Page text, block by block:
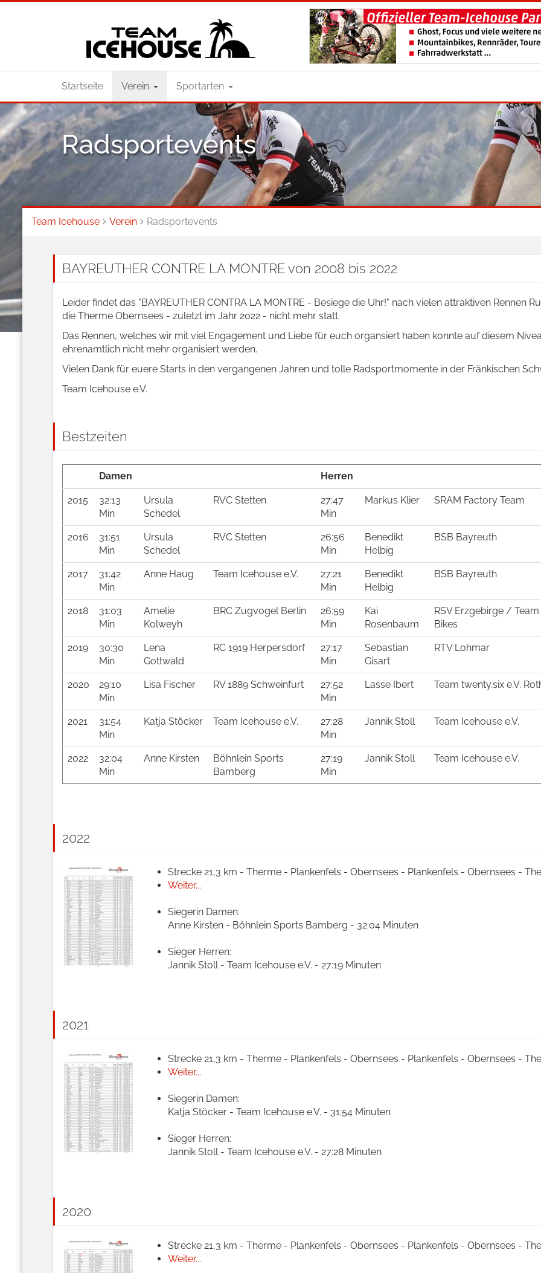
Startseite Verein Sportarten
Radsportevents
Team Icehouse Verein Radsportevents
BAYREUTHER CONTRE LA MONTRE von 2008 bis 2022
Leider findet das "BAYREUTHER CONTRA LA MONTRE - Besiege die Uhr!" nach vielen attraktiven Rennen
die Therme Obernsees - zuletzt im Jahr 2022 - nicht mehr statt.
Das Rennen, welches wir mit viel Engagement und Liebe für euch organsiert haben konnte auf diesem
ehrenamtlich nicht mehr organisiert werden.
Vielen Dank für euere Starts in den vergangenen Jahren und tolle Radsportmomente in der Fränkischen
Team Icehouse e.V.
Bestzeiten
Damen Herren
2015
32:13
Min
Ursula
Schedel
RVC Stetten
27:47
Min
Markus Klier SRAM Factory Team
2016
31:51
Min
Ursula
Schedel
RVC Stetten
26:56
Min
Benedikt
Helbig
BSB Bayreuth
2017
31:42
Min
Anne Haug Team Icehouse e.V.
27:21
Min
Benedikt
Helbig
BSB Bayreuth
2018
31:03
Min
Amelie
Kolweyh
BRC Zugvogel Berlin
26:59
Min
Kai
Rosenbaum
RSV Erzgebirge / Team
Bikes
2019
30:30
Min
Lena
Gottwald
RC 1919 Herpersdorf
27:17
Min
Sebastian
Gisart
RTV Lohmar
2020
29:10
Min
Lisa Fischer RV 1889 Schweinfurt
27:52
Min
Lasse Ibert Team twenty.six e.V.
2021
31:54
Min
Katja Stöcker Team Icehouse e.V.
27:28
Min
Jannik Stoll Team Icehouse e.V.
2022
32:04
Min
Anne Kirsten
Böhnlein Sports
Bamberg
27:19
Min
Jannik Stoll Team Icehouse e.V.
2022
Strecke 21,3 km - Therme - Plankenfels - Obernsees - Plankenfels - Obernsees -
Weiter...
Siegerin Damen:
Anne Kirsten - Böhnlein Sports Bamberg - 32:04 Minuten
Sieger Herren:
Jannik Stoll - Team Icehouse e.V. - 27:19 Minuten
2021
Strecke 21,3 km - Therme - Plankenfels - Obernsees - Plankenfels - Obernsees -
Weiter...
Siegerin Damen:
Katja Stöcker - Team Icehouse e.V. - 31:54 Minuten
Sieger Herren:
Jannik Stoll - Team Icehouse e.V. - 27:28 Minuten
2020
Strecke 21,3 km - Therme - Plankenfels - Obernsees - Plankenfels - Obernsees -
Weiter...